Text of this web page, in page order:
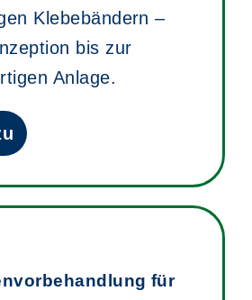
Klebebändern –
bis zur
Anlage.
für